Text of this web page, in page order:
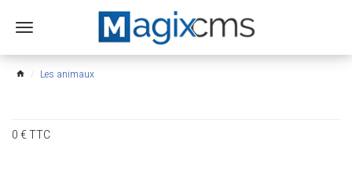
Ouvrir
menu
home Les animaux
0€TTC